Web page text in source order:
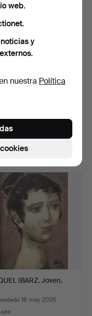
18 may 2026
IBARZ. Joven.
18 may 2026
web.
y
nuestra Política